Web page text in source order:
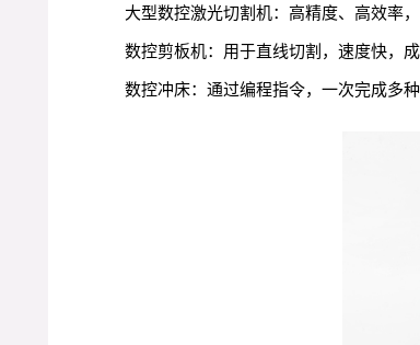
大型数控激光切割机：高精度、高效率
数控剪板机：用于直线切割，速度快，
数控冲床：通过编程指令，一次完成多